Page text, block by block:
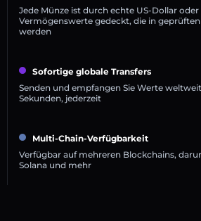
Jede Münze ist durch echte US-Dollar
Vermögenswerte gedeckt, die in
werden
Sofortige globale Transfers
Senden und empfangen Sie Werte
Sekunden, jederzeit
Multi-Chain-Verfügbarkeit
Verfügbar auf mehreren Blockchains,
Solana und mehr